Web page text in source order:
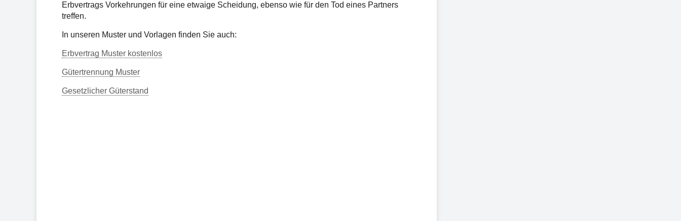
Erbvertrags Vorkehrungen für eine etwaige Scheidung, ebenso wie für den Tod eines Partners
treffen.
In unseren Muster und Vorlagen finden Sie auch:
Erbvertrag Muster kostenlos
Gütertrennung Muster
Gesetzlicher Güterstand